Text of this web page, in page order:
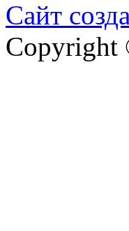
Сайт
Copyright